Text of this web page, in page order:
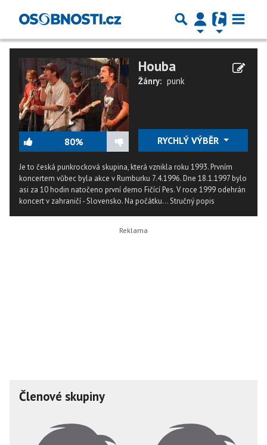
80%
Houba
Žánry: punk
RYCHLÝ VÝBĚR
Je to česká punkrocková skupina, která vznikla roku 1993. Prvním
koncertem vůbec byla akce v Rumburku 7.4.1996. Dne 18.1.1997 bylo
asi za 10 hodin natočeno první demo Fičící Pes. V roce 1999 odehrán
koncert v zahraničí - Slovensko. Na počátku...Stručný popis
Členové skupiny